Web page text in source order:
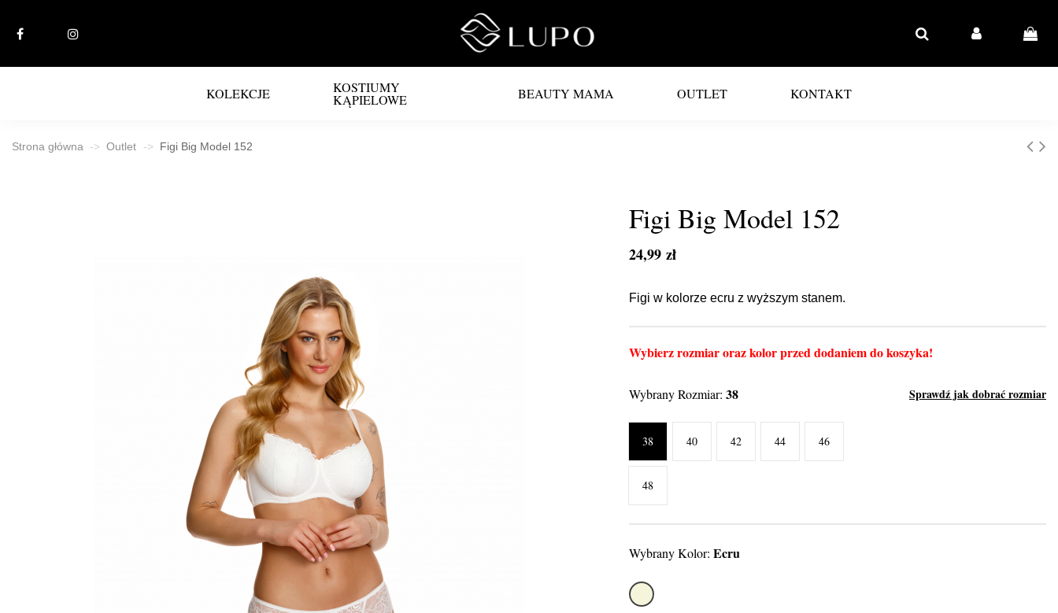
KOLEKCJE KOSTIUMY
KĄPIELOWE BEAUTY MAMA OUTLET KONTAKT
Strona główna Outlet Figi Big Model 152
Figi Big Model 152
24,99 zł
Figi w kolorze ecru z wyższym stanem.
Wybierz rozmiar oraz kolor przed dodaniem do koszyka!
Wybrany Rozmiar: 38 Sprawdź jak dobrać rozmiar
38 40 42 44 46
48
Wybrany Kolor: Ecru
Ecru